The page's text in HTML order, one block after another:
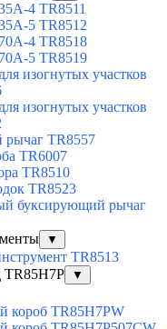
4 TR8511
5 TR8512
4 TR8518
5 TR8519
изогнутых участков
изогнутых участков
TR8557
TR6007
TR8510
TR8523
буксирующий рычаг
▼
TR8513
▼
короб TR85H7PW